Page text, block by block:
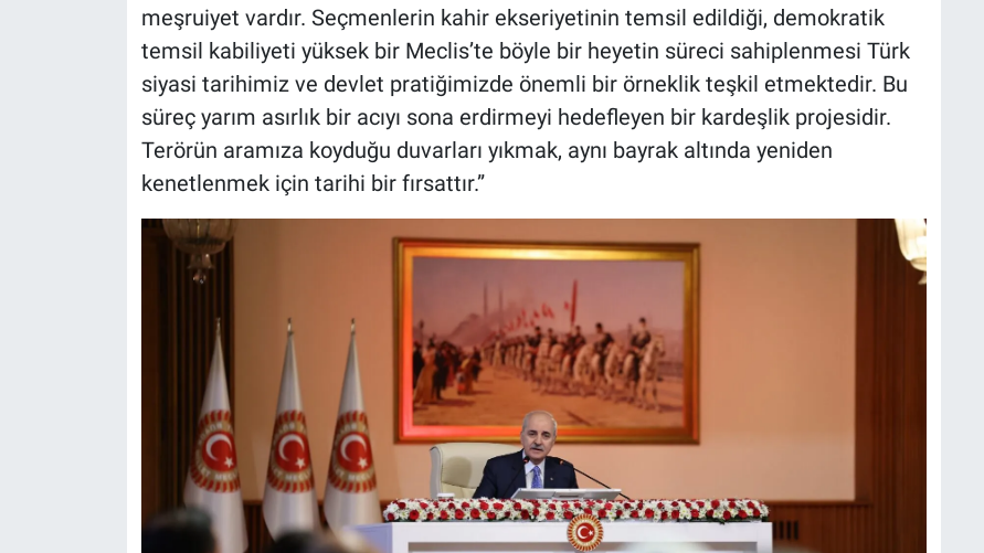
meşruiyet vardır. Seçmenlerin kahir ekseriyetinin temsil edildiği, demokratik
temsil kabiliyeti yüksek bir Meclis’te böyle bir heyetin süreci sahiplenmesi Türk
siyasi tarihimiz ve devlet pratiğimizde önemli bir örneklik teşkil etmektedir. Bu
süreç yarım asırlık bir acıyı sona erdirmeyi hedefleyen bir kardeşlik projesidir.
Terörün aramıza koyduğu duvarları yıkmak, aynı bayrak altında yeniden
kenetlenmek için tarihi bir fırsattır.”